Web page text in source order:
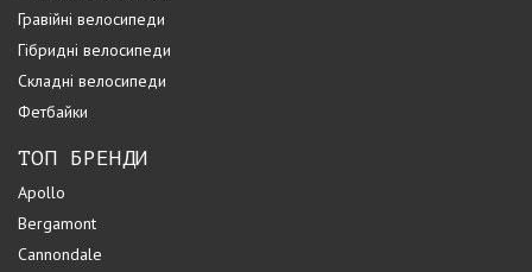
Гравійні велосипеди
Гібридні велосипеди
Складні велосипеди
Фетбайки
ТОП БРЕНДИ
Apollo
Bergamont
Cannondale